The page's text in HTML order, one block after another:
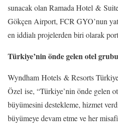
sunacak olan Ramada Hotel &
Gökçen Airport, FCR GYO’nun
en iddialı projelerden biri olarak
Türkiye’nin önde gelen otel
Wyndham Hotels & Resorts
Özel ise, “Türkiye’nin önde gelen
büyümesini destekleme, hizmet
büyümeye devam etme ve her